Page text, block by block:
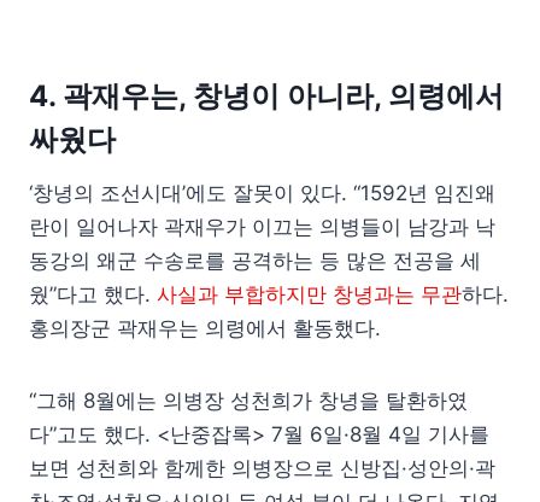
4. 곽재우는, 창녕이 아니라, 의령에서
싸웠다
‘창녕의 조선시대’에도 잘못이 있다. “1592년 임진왜
란이 일어나자 곽재우가 이끄는 의병들이 남강과 낙
동강의 왜군 수송로를 공격하는 등 많은 전공을 세
웠”다고 했다. 사실과 부합하지만 창녕과는 무관하다.
홍의장군 곽재우는 의령에서 활동했다.
“그해 8월에는 의병장 성천희가 창녕을 탈환하였
다”고도 했다. <난중잡록> 7월 6일·8월 4일 기사를
보면 성천희와 함께한 의병장으로 신방집·성안의·곽